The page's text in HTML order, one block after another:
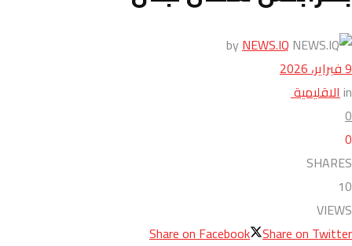
byNEWS.IQ
9 فبراير، 2026
inالاقليمية
0
0
SHARES
10
VIEWS
Share on Facebook Share on Twitter